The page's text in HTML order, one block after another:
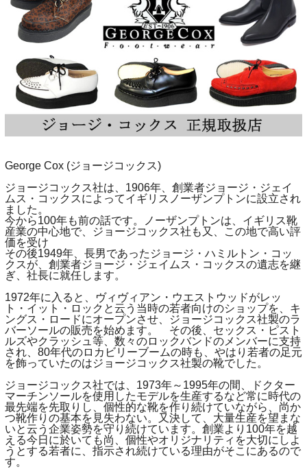
George Cox (ジョージコックス)
ジョージコックス社は、1906年、創業者ジョージ・ジェイ
ムス・コックスによってイギリスノーザンプトンに設立され
ました。
今から100年も前の話です。ノーザンプトンは、イギリス靴
産業の中心地で、ジョージコックス社も又、この地で高い評
価を受け
その後1949年、長男であったジョージ・ハミルトン・コッ
クスが、創業者ジョージ・ジェイムス・コックスの遺志を継
ぎ、社長に就任します。
1972年に入ると、ヴィヴィアン・ウエストウッドがレッ
ト・イット・ロックと云う当時の若者向けのショップを、キ
ングス・ロードにオープンさせ、ジョージコックス社製のラ
バーソールの販売を始めます。 その後、セックス・ピスト
ルズやクラッシュ等、数々のロックバンドのメンバーに支持
され、80年代のロカビリーブームの時も、やはり若者の足元
を飾っていたのはジョージコックス社製の靴でした。
ジョージコックス社では、1973年～1995年の間、ドクター
マーチンソールを使用したモデルを生産するなど常に時代の
最先端を先取りし、個性的な靴を作り続けていながら、尚か
つ靴作りの基本を見失わない。又決して、大量生産を望まな
いと云う企業姿勢を守り続けています。創業より100年を越
える今日に於いても尚、個性やオリジナリティを大切にしよ
うとする若者に、指示され続けている理由がそこにあるので
す。